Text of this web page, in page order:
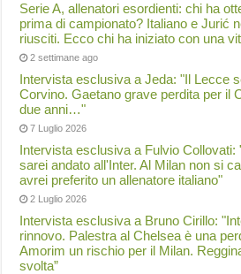
Serie A, allenatori esordienti: chi ha
prima di campionato? Italiano e Jurić
riusciti. Ecco chi ha iniziato con una
2 settimane ago
Intervista esclusiva a Jeda: "Il Lecce
Corvino. Gaetano grave perdita per il
due anni…"
7 Luglio 2026
Intervista esclusiva a Fulvio Collovati:
sarei andato all'Inter. Al Milan non si
avrei preferito un allenatore italiano"
2 Luglio 2026
Intervista esclusiva a Bruno Cirillo:
rinnovo. Palestra al Chelsea è una
Amorim un rischio per il Milan.
svolta”